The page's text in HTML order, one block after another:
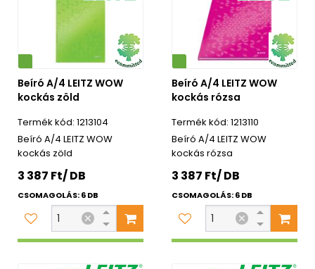
Beíró A/4 LEITZ WOW
kockás zöld
1213104
Beíró A/4 LEITZ WOW
kockás zöld
3 387 Ft/ DB
CSOMAGOLÁS: 6 DB
Környezetbarát
Beíró A/4 LEITZ WOW
kockás rózsa
1213110
Beíró A/4 LEITZ WOW
kockás rózsa
3 387 Ft/ DB
CSOMAGOLÁS: 6 DB